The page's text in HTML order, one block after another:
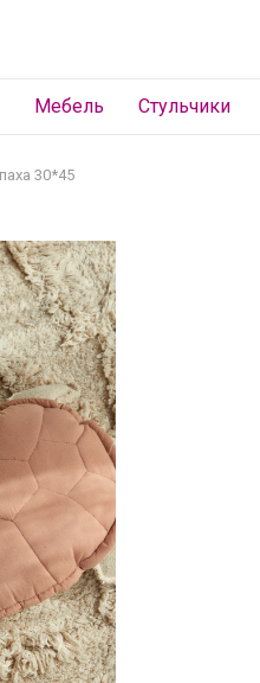
Мебель Стульчики
30*45